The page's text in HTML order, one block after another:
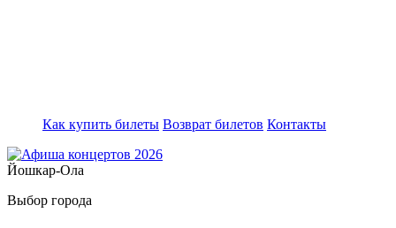
Как купить билеты Возврат билетов Контакты
Йошкар-Ола
Выбор города